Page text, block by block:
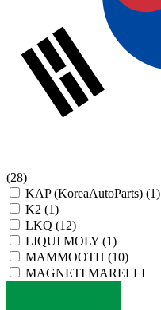
(28)
KAP (KoreaAutoParts) (1)
K2 (1)
LKQ (12)
LIQUI MOLY (1)
MAMMOOTH (10)
MAGNETI MARELLI